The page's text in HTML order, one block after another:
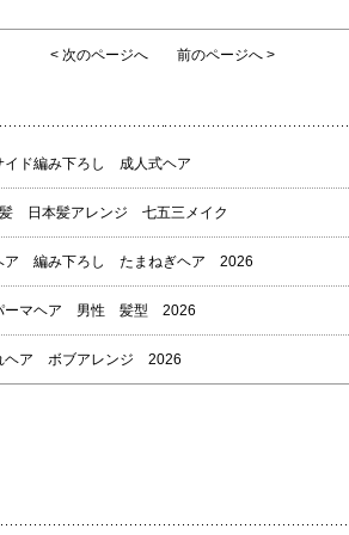
< 次のページへ 前のページへ >
ド編み下ろし 成人式ヘア
日本髪アレンジ 七五三メイク
ア 編み下ろし たまねぎヘア 2026
ーマヘア 男性 髪型 2026
ヘア ボブアレンジ 2026